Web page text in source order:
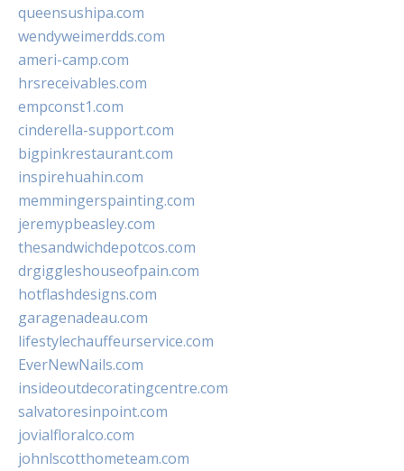
queensushipa.com
wendyweimerdds.com
ameri-camp.com
hrsreceivables.com
empconst1.com
cinderella-support.com
bigpinkrestaurant.com
inspirehuahin.com
memmingerspainting.com
jeremypbeasley.com
thesandwichdepotcos.com
drgiggleshouseofpain.com
hotflashdesigns.com
garagenadeau.com
lifestylechauffeurservice.com
EverNewNails.com
insideoutdecoratingcentre.com
salvatoresinpoint.com
jovialfloralco.com
johnlscotthometeam.com